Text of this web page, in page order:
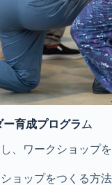
育成プログラ ム
、ワークショップを
ョップをつくる方法